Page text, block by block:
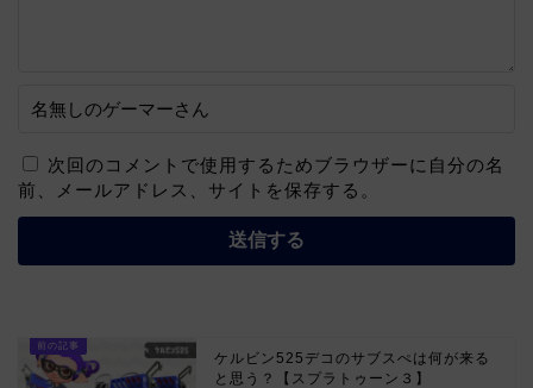
次回のコメントで使用するためブラウザーに自分の名
前、メールアドレス、サイトを保存する。
ケルビン525デコのサブスぺは何が来る
と思う？【スプラトゥーン３】